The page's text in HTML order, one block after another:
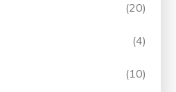
(20)
(4)
(10)